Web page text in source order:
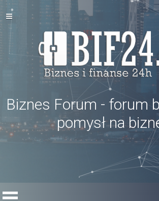
Biznes Forum - forum
pomysł na